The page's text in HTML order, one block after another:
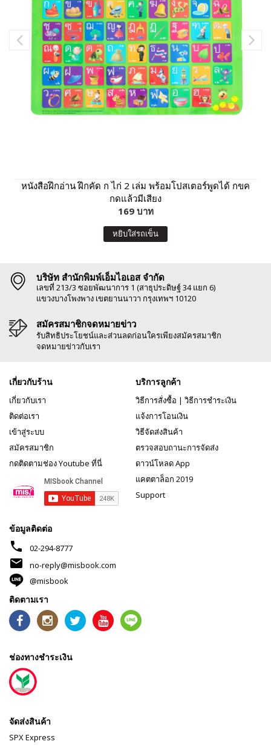
หนังสือฝึกอ่าน ฝึกคัด ก ไก่ 2 เล่ม พร้อมโปสเตอร์พูดได้ กขค
กดแล้วมีเสียง
169 บาท
หยิบใส่รถเข็น
บริษัท สำนักพิมพ์เอ็มไอเอส จำกัด
เลขที่ 213/3 ซอยพัฒนาการ 1 (สาธุประดิษฐ์ 34 แยก 6)
แขวงบางโพงพาง เขตยานนาวา กรุงเทพฯ 10120
สมัครสมาชิกจดหมายข่าว
รับสิทธิประโยชน์และส่วนลดก่อนใครเพียงสมัครสมาชิก
จดหมายข่าวกับเรา
เกี่ยวกับร้าน
เกี่ยวกับเรา
ติดต่อเรา
เข้าสู่ระบบ
สมัครสมาชิก
กดติดตามช่อง Youtube ที่นี่
บริการลูกค้า
วิธีการสั่งซื้อ | วิธีการชำระเงิน
แจ้งการโอนเงิน
วิธีจัดส่งสินค้า
ตรวจสอบถานะการจัดส่ง
ดาวน์โหลด App
แคตตาล็อก 2019
Support
ข้อมูลติดต่อ
phone 02-294-8777
mail
no-reply@misbook.com
@misbook
ติดตามเรา
ช่องทางชำระเงิน
จัดส่งสินค้า
SPX Express